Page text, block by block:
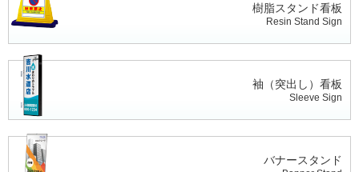
樹脂スタンド看板
Resin Stand Sign
袖（突出し）看板
Sleeve Sign
バナースタンド